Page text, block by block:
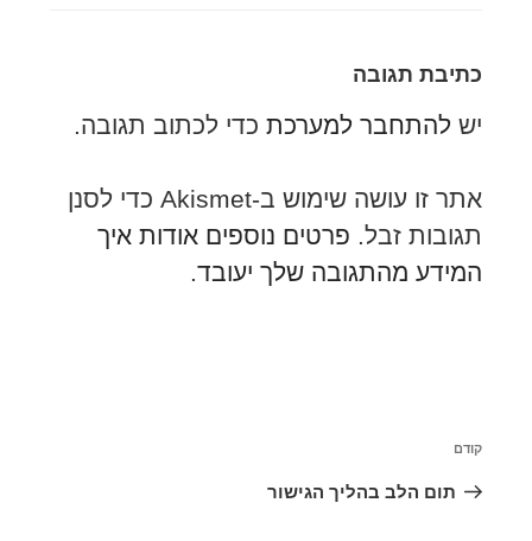
כתיבת תגובה
יש להתחבר למערכתכדי לכתוב תגובה.
אתר זו עושה שימוש ב-Akismet כדי לסנן
תגובות זבל. פרטים נוספים אודות איך
המידע מהתגובה שלך יעובד.
הפוסט
הקודם
קודם
תום הלב בהליך הגישור